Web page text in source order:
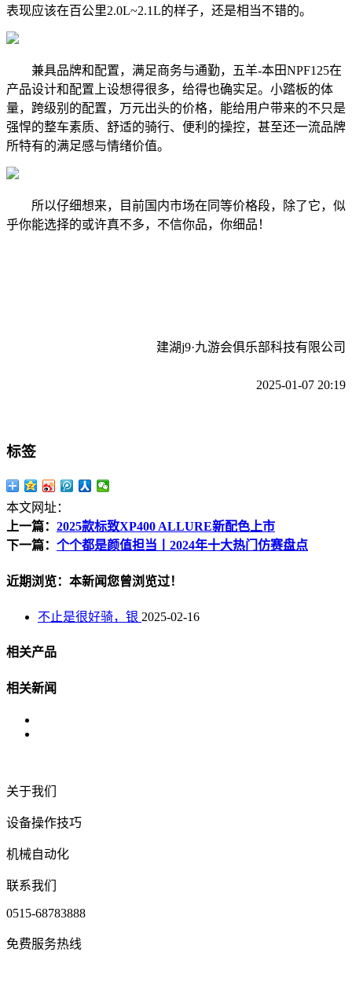
表现应该在百公里2.0L~2.1L的样子，还是相当不错的。
兼具品牌和配置，满足商务与通勤，五羊-本田NPF125在
产品设计和配置上设想得很多，给得也确实足。小踏板的体
量，跨级别的配置，万元出头的价格，能给用户带来的不只是
强悍的整车素质、舒适的骑行、便利的操控，甚至还一流品牌
所特有的满足感与情绪价值。
所以仔细想来，目前国内市场在同等价格段，除了它，似
乎你能选择的或许真不多，不信你品，你细品！
建湖j9·九游会俱乐部科技有限公司
2025-01-07 20:19
标签
本文网址：
上一篇： 2025款标致XP400 ALLURE新配色上市
下一篇： 个个都是颜值担当丨2024年十大热门仿赛盘点
近期浏览：本新闻您曾浏览过！
不止是很好骑，银 2025-02-16
相关产品
相关新闻
关于我们
设备操作技巧
机械自动化
联系我们
0515-68783888
免费服务热线